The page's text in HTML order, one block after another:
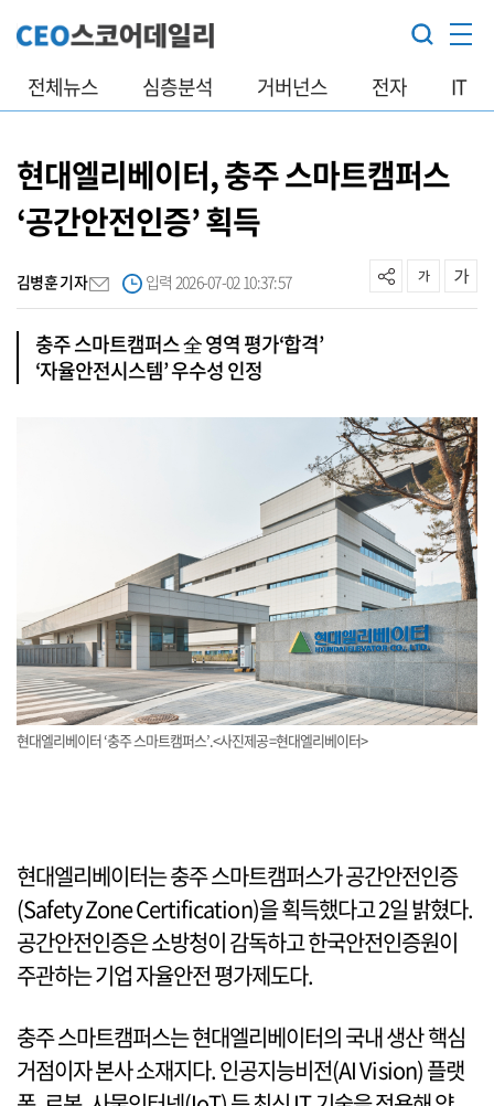
전체뉴스 심층분석 거버넌스 전자 IT
현대엘리베이터, 충주 스마트캠퍼스
‘공간안전인증’ 획득
김병훈 기자 입력 2026-07-02 10:37:57
충주 스마트캠퍼스 全 영역 평가‘합격’
‘자율안전시스템’ 우수성 인정
현대엘리베이터 ‘충주 스마트캠퍼스’.<사진제공=현대엘리베이터>
현대엘리베이터는 충주 스마트캠퍼스가 공간안전인증
(Safety Zone Certification)을 획득했다고 2일 밝혔다.
공간안전인증은 소방청이 감독하고 한국안전인증원이
주관하는 기업 자율안전 평가제도다.
충주 스마트캠퍼스는 현대엘리베이터의 국내 생산 핵심
거점이자 본사 소재지다. 인공지능비전(AI Vision) 플랫